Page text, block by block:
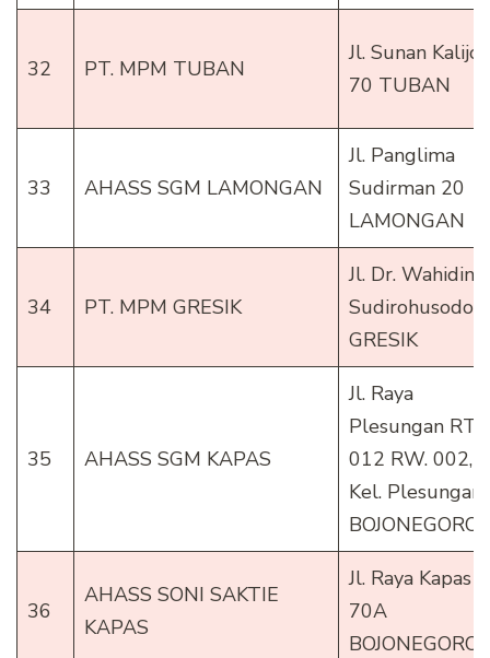
32 PT. MPM TUBAN
Jl. Sunan
70 TUBAN
33 AHASS SGM LAMONGAN
Jl. Panglima
Sudirman 20
LAMONGAN
34 PT. MPM GRESIK
Jl. Dr. Wahidin
Sudirohusodo
GRESIK
35 AHASS SGM KAPAS
Jl. Raya
Plesungan RT.
012 RW. 002,
Kel. Plesungan
BOJONEGORO
36
AHASS SONI SAKTIE
KAPAS
Jl. Raya Kapas
70A
BOJONEGORO